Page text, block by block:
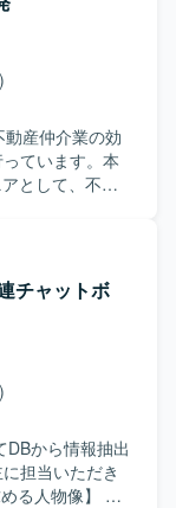
動産仲介業の効
ています。本
として、不動
す。 具体
案と実装 - 複数
ケーションへ
くり に取り組
: TypeScript /
Platform /
Google
チャットボ
DBから情報抽出
担当いただき
る人物像】 コ